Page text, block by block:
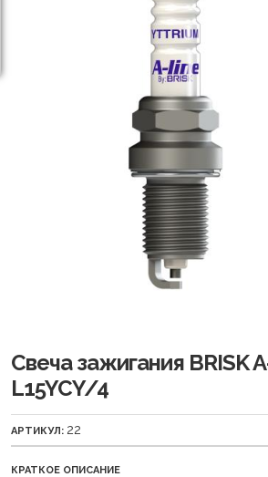
Свеча зажигания BRISK
L15YCY/4
АРТИКУЛ: 22
КРАТКОЕ ОПИСАНИЕ